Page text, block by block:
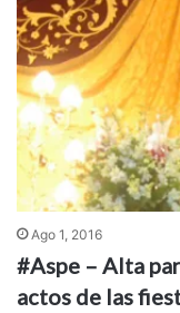
Ago 1, 2016
#Aspe – Alta
actos de las